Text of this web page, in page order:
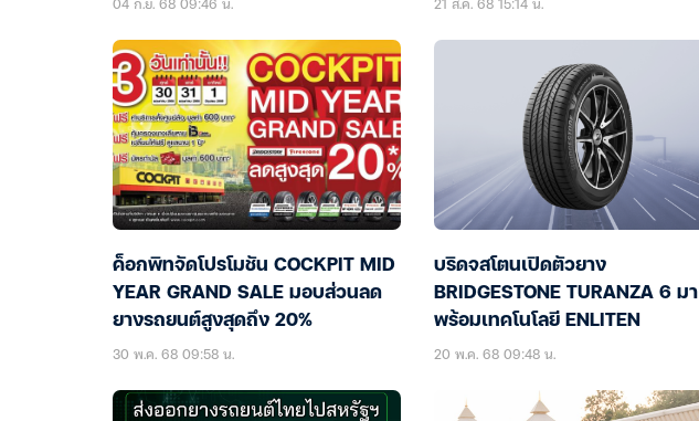
ค็อกพิทจัดโปรโมชัน COCKPIT MID
YEAR GRAND SALE มอบส่วนลด
ยางรถยนต์สูงสุดถึง 20%
30 พ.ค. 68 09:58 น.
บริดจสโตนเปิดตัวยาง
BRIDGESTONE TURANZA 6 มา
พร้อมเทคโนโลยี ENLITEN
20 พ.ค. 68 09:48 น.